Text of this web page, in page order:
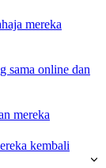
mereka
sama online dan
mereka
kembali